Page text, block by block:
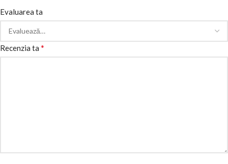
Evaluarea ta
Recenzia ta *